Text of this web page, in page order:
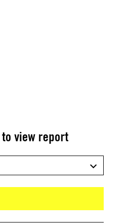
view report